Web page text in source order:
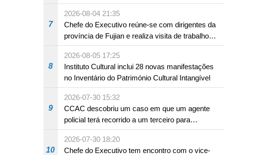
produto com substâncias medicamentosas
ocidentais
7
2026-08-04 21:35
Chefe do Executivo reúne-se com dirigentes da
província de Fujian e realiza visita de trabalho
em Fuzhou
8
2026-08-05 17:25
Instituto Cultural inclui 28 novas manifestações
no Inventário do Património Cultural Intangível
9
2026-07-30 15:32
CCAC descobriu um caso em que um agente
policial terá recorrido a um terceiro para
assumir por si a culpa na sequência de uma
infracção rodoviária
10
2026-07-30 18:20
Chefe do Executivo tem encontro com o vice-